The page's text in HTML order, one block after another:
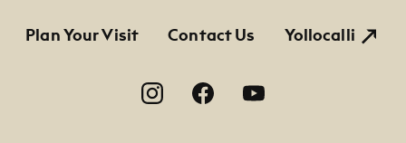
Plan Your Visit Contact Us Yollocalli